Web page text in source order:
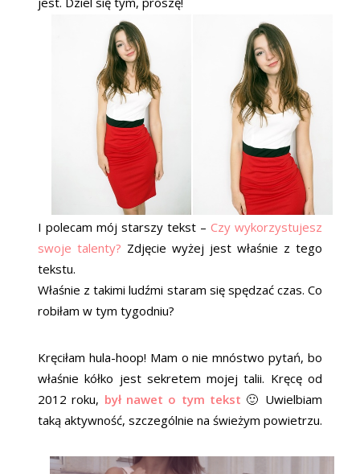
I polecam mój starszy tekst – Czy wykorzystujesz
swoje talenty? Zdjęcie wyżej jest właśnie z tego
tekstu.
Właśnie z takimi ludźmi staram się spędzać czas. Co
robiłam w tym tygodniu?
Kręciłam hula-hoop! Mam o nie mnóstwo pytań, bo
właśnie kółko jest sekretem mojej talii. Kręcę od
2012 roku, był nawet o tym tekst 🙂 Uwielbiam
taką aktywność, szczególnie na świeżym powietrzu.